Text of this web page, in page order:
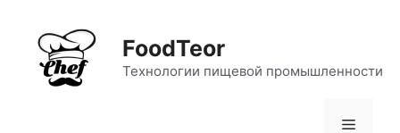
содержимому
FoodTeor
Технологии пищевой промышленности
Меню